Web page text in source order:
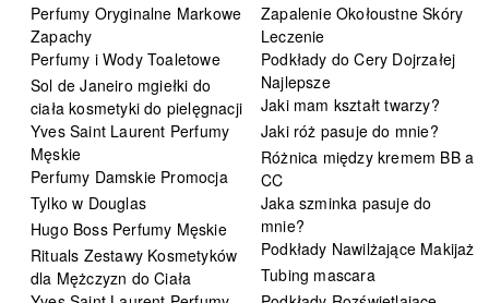
Perfumy Oryginalne Markowe
Zapachy
Perfumy i Wody Toaletowe
Sol de Janeiro mgiełki do
ciała kosmetyki do pielęgnacji
Yves Saint Laurent Perfumy
Męskie
Perfumy Damskie Promocja
Tylko w Douglas
Hugo Boss Perfumy Męskie
Rituals Zestawy Kosmetyków
dla Mężczyzn do Ciała
Zapalenie Okołoustne Skóry
Leczenie
Podkłady do Cery Dojrzałej
Najlepsze
Jaki mam kształt twarzy?
Jaki róż pasuje do mnie?
Różnica między kremem BB a
CC
Jaka szminka pasuje do
mnie?
Podkłady Nawilżające Makijaż
Tubing mascara